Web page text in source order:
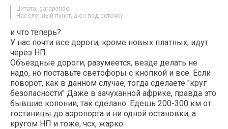
Цитата: garaperidol
Населенный пункт, а он под соточку.
и что теперь?
У нас почти все дороги, кроме новых платных, идут
через НП.
Объездные дороги, разумеется, везде делать не
надо, но поставьте светофоры с кнопкой и все. Если
поворот, как в данном случае, тогда сделаете "круг
безопасности" Даже в зачуханной африке, правда это
бывшие колонии, так сделано. Едешь 200-300 км от
гостиницы до аэропорта и ни одной остановки, а
кругом НП и тоже, чсх, жарко.